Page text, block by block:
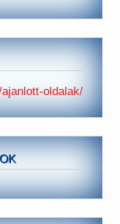
oldalak/